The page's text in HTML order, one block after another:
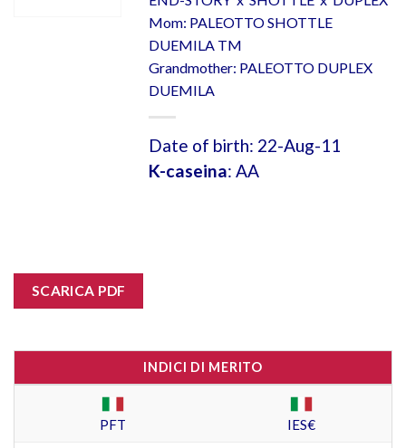
Mom: PALEOTTO SHOTTLE
DUEMILA TM
Grandmother: PALEOTTO DUPLEX
DUEMILA
Date of birth: 22-Aug-11
K-caseina: AA
SCARICA PDF
INDICI DI MERITO
PFT IES€